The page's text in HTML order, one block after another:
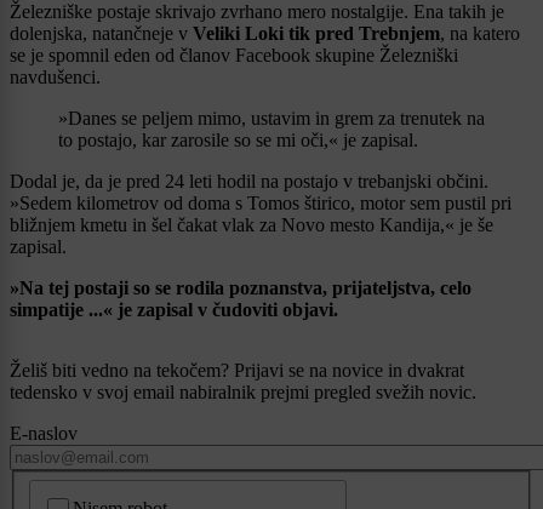
Železniške postaje skrivajo zvrhano mero nostalgije. Ena takih je
dolenjska, natančneje v Veliki Loki tik pred Trebnjem, na katero
se je spomnil eden od članov Facebook skupine Železniški
navdušenci.
»Danes se peljem mimo, ustavim in grem za trenutek na
to postajo, kar zarosile so se mi oči,« je zapisal.
Dodal je, da je pred 24 leti hodil na postajo v trebanjski občini.
»Sedem kilometrov od doma s Tomos štirico, motor sem pustil pri
bližnjem kmetu in šel čakat vlak za Novo mesto Kandija,« je še
zapisal.
»Na tej postaji so se rodila poznanstva, prijateljstva, celo
simpatije ...« je zapisal v čudoviti objavi.
Želiš biti vedno na tekočem? Prijavi se na novice in dvakrat
tedensko v svoj email nabiralnik prejmi pregled svežih novic.
E-naslov